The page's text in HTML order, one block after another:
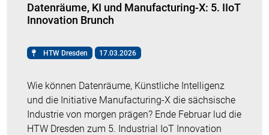
Datenräume, KI und Manufacturing-X: 5. IIoT
Innovation Brunch
HTW Dresden 17.03.2026
Wie können Datenräume, Künstliche Intelligenz
und die Initiative Manufacturing-X die sächsische
Industrie von morgen prägen? Ende Februar lud die
HTW Dresden zum 5. Industrial IoT Innovation